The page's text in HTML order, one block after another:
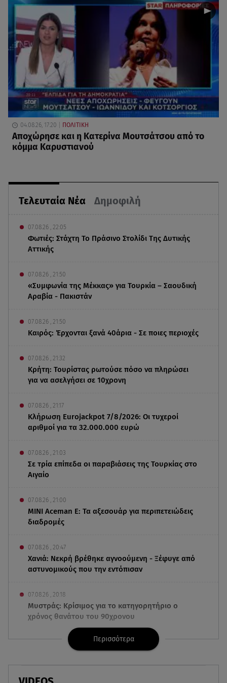
Τελευταία Νέα Δημοφιλή
07.08.26 , 22:05
Φωτιές: Στάχτη Το Πράσινο Στολίδι Της Δυτικής
Αττικής
07.08.26 , 21:50
«Συμφωνία της Μέκκας» για Τουρκία – Σαουδική
Αραβία - Πακιστάν
07.08.26 , 21:50
Καιρός: Έρχονται ξανά 40άρια - Σε ποιες περιοχές
07.08.26 , 21:32
Κρήτη: Τουρίστας ρωτούσε πόσο να πληρώσει
για να ασελγήσει σε 10χρονη
07.08.26 , 21:17
Κλήρωση Eurojackpot 7/8/2026: Οι τυχεροί
αριθμοί για τα 32.000.000 ευρώ
07.08.26 , 21:03
Σε τρία επίπεδα οι παραβιάσεις της Τουρκίας στο
Αιγαίο
07.08.26 , 21:00
MINI Aceman E: Τα αξεσουάρ για περιπετειώδεις
διαδρομές
07.08.26 , 20:47
Χανιά: Νεκρή βρέθηκε αγνοούμενη - Ξέφυγε από
αστυνομικούς που την εντόπισαν
07.08.26 , 20:18
Μυστράς: Κρίσιμος για το κατηγορητήριο ο
χρόνος θανάτου του 90χρονου
Κυψέλη: Tι βρέθηκε στο διαμέρισμα της
38χρονης Λίζα
Περισσότερα
04.08.26, 17:20 ΠΟΛΙΤΙΚΗ
Αποχώρησε και η Κατερίνα Μουτσάτσου από το
κόμμα Καρυστιανού